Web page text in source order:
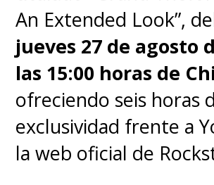
oficial de "Stranger
dando cuenta que el
amigos está separado
primera vez, luchando
secuelas de aquellos
navegar por las
An Extended Look”,
jueves 27 de agosto
las 15:00 horas de
ofreciendo seis horas
exclusividad frente a
la web oficial de